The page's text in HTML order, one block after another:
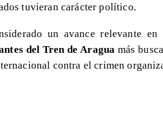
tuvieran carácter político.
un avance relevante
del Tren de Aragua más
contra el crimen